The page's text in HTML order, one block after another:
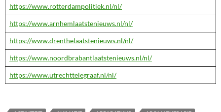
https://www.rotterdampolitiek.nl/nl/
https://www.arnhemlaatstenieuws.nl/nl/
https://www.drenthelaatstenieuws.nl/nl/
https://www.noordbrabantlaatstenieuws.nl/nl/
https://www.utrechttelegraaf.nl/nl/